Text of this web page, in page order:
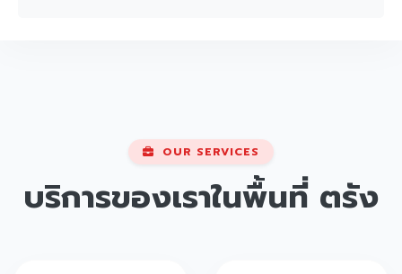
OUR SERVICES
บริการของเราในพื้นที่ ตรัง